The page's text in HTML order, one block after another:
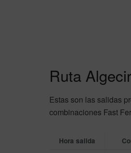
Ruta
Estas son las salidas
combinaciones Fast
Hora salida